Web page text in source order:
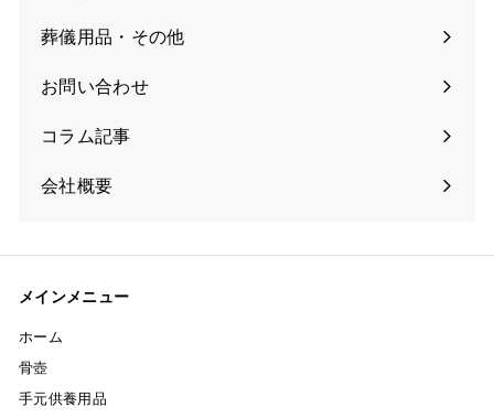
葬儀用品・その他
お問い合わせ
コラム記事
会社概要
メインメニュー
ホーム
骨壺
手元供養用品